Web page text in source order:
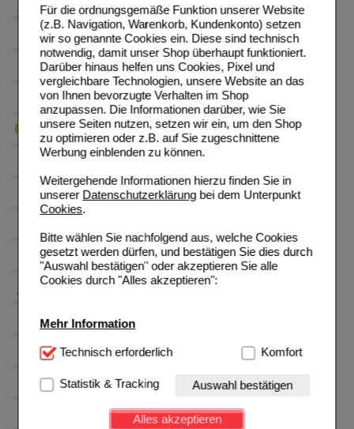
Für die ordnungsgemäße Funktion unserer Website
(z.B. Navigation, Warenkorb, Kundenkonto) setzen
wir so genannte Cookies ein. Diese sind technisch
notwendig, damit unser Shop überhaupt funktioniert.
Darüber hinaus helfen uns Cookies, Pixel und
vergleichbare Technologien, unsere Website an das
von Ihnen bevorzugte Verhalten im Shop
anzupassen. Die Informationen darüber, wie Sie
unsere Seiten nutzen, setzen wir ein, um den Shop
zu optimieren oder z.B. auf Sie zugeschnittene
Werbung einblenden zu können.
Weitergehende Informationen hierzu finden Sie in
unserer Datenschutzerklärungbei dem Unterpunkt
Cookies.
Bitte wählen Sie nachfolgend aus, welche Cookies
gesetzt werden dürfen, und bestätigen Sie dies durch
"Auswahl bestätigen" oder akzeptieren Sie alle
Cookies durch "Alles akzeptieren":
Mehr Information
Technisch Notwendig:Hierbei handelt es sich um
Website notwendig sind (z.B. Navigation, Warenkorb,
Kundenkonto), weshalb auf diese nicht verzichtet
werden kann.
Technisch erforderlich Komfort
Statistik & Tracking Auswahl bestätigen
Alles akzeptieren